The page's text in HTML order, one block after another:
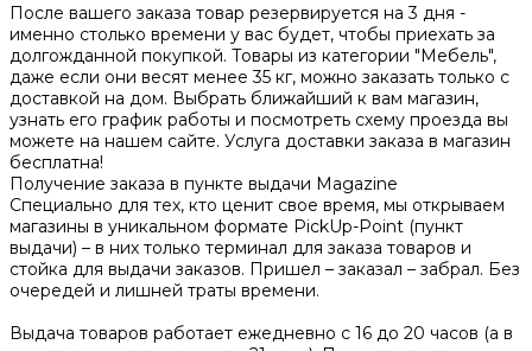
После вашего заказа товар резервируется на 3 дня -
именно столько времени у вас будет, чтобы приехать за
долгожданной покупкой. Товары из категории "Мебель",
даже если они весят менее 35 кг, можно заказать только с
доставкой на дом. Выбрать ближайший к вам магазин,
узнать его график работы и посмотреть схему проезда вы
можете на нашем сайте. Услуга доставки заказа в магазин
бесплатна!
Получение заказа в пункте выдачи Magazine
Специально для тех, кто ценит свое время, мы открываем
магазины в уникальном формате PickUp-Point (пункт
выдачи) – в них только терминал для заказа товаров и
стойка для выдачи заказов. Пришел – заказал – забрал. Без
очередей и лишней траты времени.
Выдача товаров работает ежедневно с 16 до 20 часов (а в